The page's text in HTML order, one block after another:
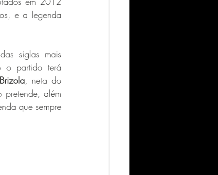
e a legenda
siglas mais
o partido terá
, neta do
pretende, além
que sempre